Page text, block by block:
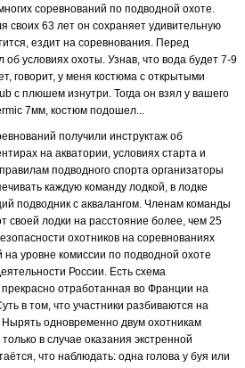
соревнований по подводной охоте.
своих 63 лет он сохраняет удивительную
ездит на соревнования. Перед
условиях охоты. Узнав, что вода будет 7-9
говорит, у меня костюма с открытыми
с плюшем изнутри. Тогда он взял у вашего
7мм, костюм подошел...
получили инструктаж об
на акватории, условиях старта и
подводного спорта организаторы
каждую команду лодкой, в лодке
подводник с аквалангом. Членам команды
своей лодки на расстояние более, чем 25
охотников на соревнованиях
уровне комиссии по подводной охоте
России. Есть схема
прекрасно отработанная во Франции на
в том, что участники разбиваются на
одновременно двум охотникам
в случае оказания экстренной
что наблюдать: одна голова у буя или